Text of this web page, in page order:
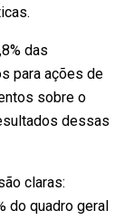
das
para ações de
sobre o
dessas
claras:
do quadro geral